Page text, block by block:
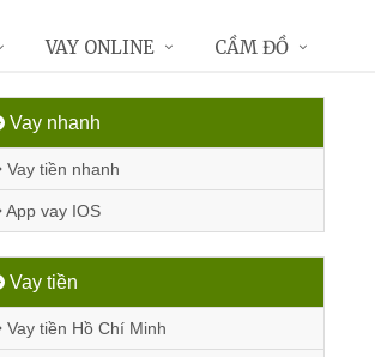
Vay nhanh
Vay tiền nhanh
App vay IOS
Vay tiền
Vay tiền Hồ Chí Minh
VAY ONLINE CẦM ĐỒ